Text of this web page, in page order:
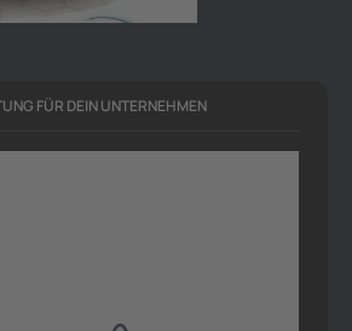
FÜR DEIN UNTERNEHMEN